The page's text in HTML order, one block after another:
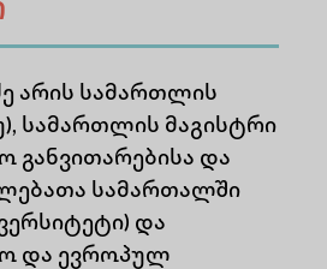
არის სამართლის
სამართლის მაგისტრი
განვითარებისა და
სამართალში
და
და ევროპულ